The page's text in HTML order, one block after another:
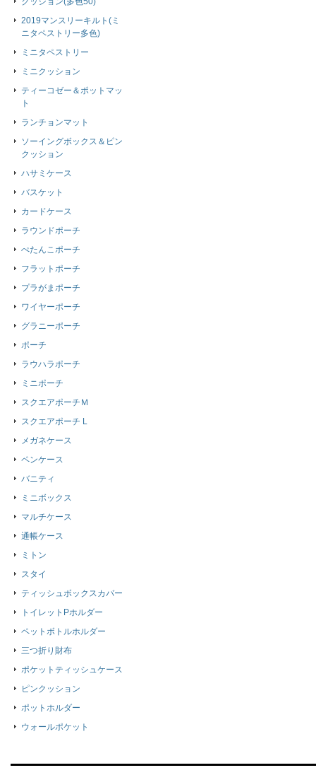
2019マンスリーキルト(ミ
ニタペストリー多色)
ミニタペストリー
ミニクッション
ティーコゼー＆ポットマッ
ト
ランチョンマット
ソーイングボックス＆ピン
クッション
ハサミケース
バスケット
カードケース
ラウンドポーチ
ぺたんこポーチ
フラットポーチ
プラがまポーチ
ワイヤーポーチ
グラニーポーチ
ポーチ
ラウハラポーチ
ミニポーチ
スクエアポーチＭ
スクエアポーチ L
メガネケース
ペンケース
バニティ
ミニボックス
マルチケース
通帳ケース
ミトン
スタイ
ティッシュボックスカバー
トイレットPホルダー
ペットボトルホルダー
三つ折り財布
ポケットティッシュケース
ピンクッション
ポットホルダー
ウォールポケット